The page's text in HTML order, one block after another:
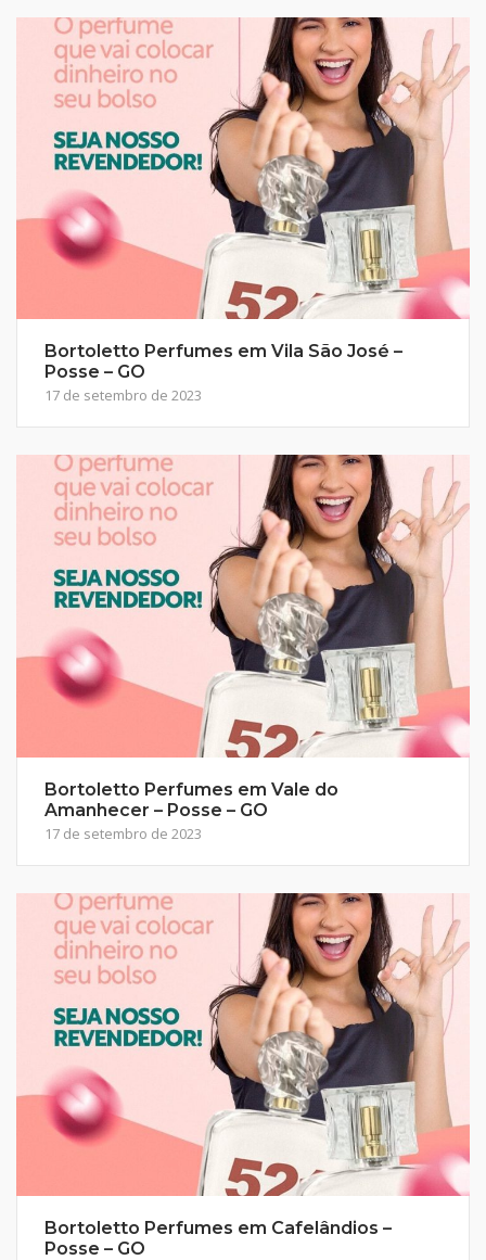
Bortoletto Perfumes em Vila São José –
Posse – GO
17 de setembro de 2023
Bortoletto Perfumes em Vale do
Amanhecer – Posse – GO
17 de setembro de 2023
Bortoletto Perfumes em Cafelândios –
Posse – GO